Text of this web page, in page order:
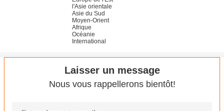
l'Asie orientale
Asie du Sud
Moyen-Orient
Afrique
Océanie
International
Laisser un message
Nous vous rappellerons bientôt!